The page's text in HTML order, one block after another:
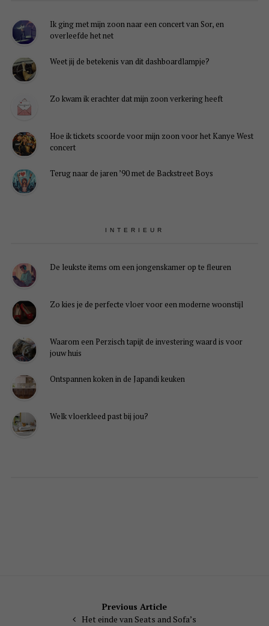
Ik ging met mijn zoon naar een concert van Sor, en
overleefde het net
Weet jij de betekenis van dit dashboardlampje?
Zo kwam ik erachter dat mijn zoon verkering heeft
Hoe ik tickets scoorde voor mijn zoon voor het Kanye West
concert
Terug naar de jaren ’90 met de Backstreet Boys
INTERIEUR
De leukste items om een jongenskamer op te fleuren
Zo kies je de perfecte vloer voor een moderne woonstijl
Waarom een Perzisch tapijt de investering waard is voor
jouw huis
Ontspannen koken in de Japandi keuken
Welk vloerkleed past bij jou?
Je
kunnen
ervoor
dat
je
inhoud
niet
kunt
uitgeschakeld.
Previous Article
Het einde van Seats and Sofa’s